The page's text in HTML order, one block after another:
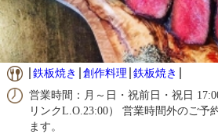
鉄板焼き 創作料理 鉄板焼き
営業時間：月～日・祝前日・祝日
リンクL.O.23:00） 営業時間外のご予
ます。